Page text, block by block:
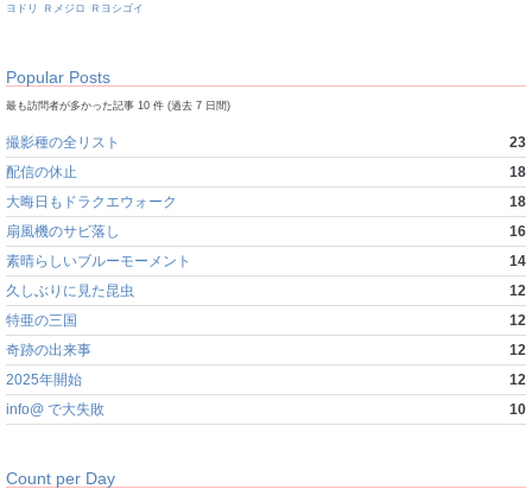
ヨドリ Ｒメジロ Ｒヨシゴイ
Popular Posts
最も訪問者が多かった記事 10 件 (過去 7 日間)
撮影種の全リスト
23
配信の休止
18
大晦日もドラクエウォーク
18
扇風機のサビ落し
16
素晴らしいブルーモーメント
14
久しぶりに見た昆虫
12
特亜の三国
12
奇跡の出来事
12
2025年開始
12
info@ で大失敗
10
Count per Day